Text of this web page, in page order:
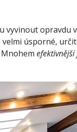
opravdu
úsporné,
efektivnější